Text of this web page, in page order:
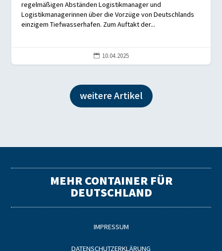
regelmäßigen Abständen Logistikmanager und
Logistikmanagerinnen über die Vorzüge von Deutschlands
einzigem Tiefwasserhafen. Zum Auftakt der...
 10.04.2025
weitere Artikel
MEHR CONTAINER FÜR
DEUTSCHLAND
IMPRESSUM
DATENSCHUTZERKLÄRUNG